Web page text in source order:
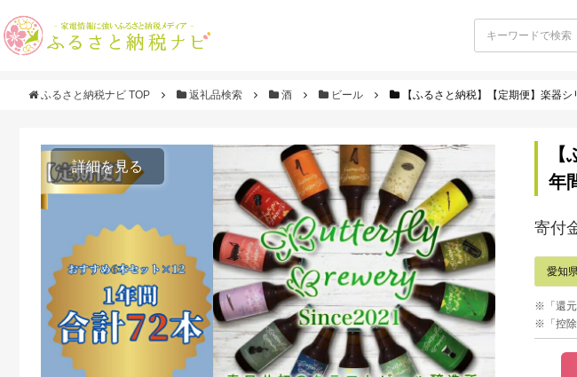
ふるさと納税ナビ TOP 返礼品検索 酒 ビール 【ふるさと納税】【定期便】楽器
詳細を見る
年
寄付
愛知
※「還元
※「控除